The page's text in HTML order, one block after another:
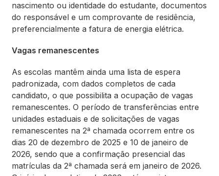
nascimento ou identidade do estudante, documentos
do responsável e um comprovante de residência,
preferencialmente a fatura de energia elétrica.
Vagas remanescentes
As escolas mantêm ainda uma lista de espera
padronizada, com dados completos de cada
candidato, o que possibilita a ocupação de vagas
remanescentes. O período de transferências entre
unidades estaduais e de solicitações de vagas
remanescentes na 2ª chamada ocorrem entre os
dias 20 de dezembro de 2025 e 10 de janeiro de
2026, sendo que a confirmação presencial das
matrículas da 2ª chamada será em janeiro de 2026.